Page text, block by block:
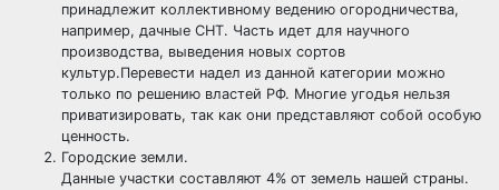
принадлежит коллективному ведению огородничества,
например, дачные СНТ. Часть идет для научного
производства, выведения новых сортов
культур.Перевести надел из данной категории можно
только по решению властей РФ. Многие угодья нельзя
приватизировать, так как они представляют собой особую
ценность.
Городские земли.
Данные участки составляют 4% от земель нашей страны.